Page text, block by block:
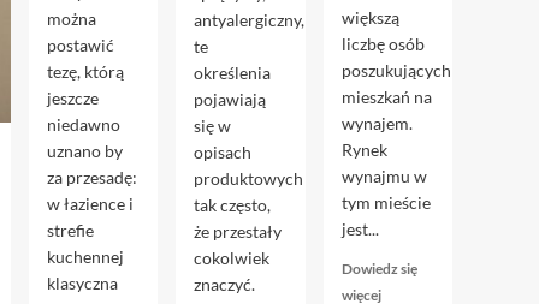
można
postawić
tezę, którą
jeszcze
niedawno
uznano by
za przesadę:
w łazience i
strefie
kuchennej
klasyczna
antyalergiczny,
te
określenia
pojawiają
się w
opisach
produktowych
tak często,
że przestały
cokolwiek
znaczyć.
większą
liczbę osób
poszukujących
mieszkań na
wynajem.
Rynek
wynajmu w
tym mieście
jest...
Dowiedz się
więcejDowiedz